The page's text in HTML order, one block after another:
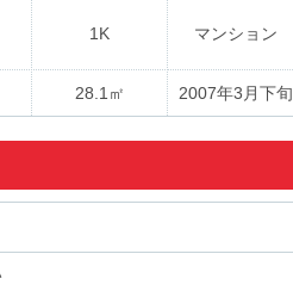
1K マンション
28.1㎡ 2007年3月下旬